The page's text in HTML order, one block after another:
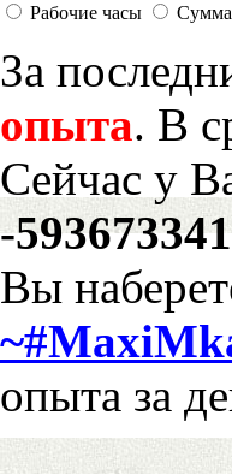
Рабочие часы
За
опыта. В
Сейчас у
-
Вы
опыта за